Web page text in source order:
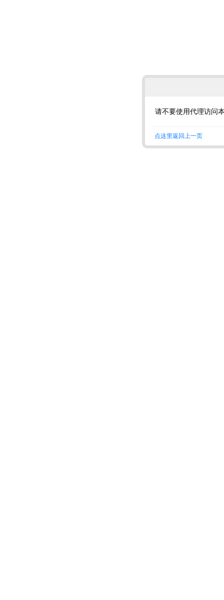
请不要使用代理访问
点这里返回上一页